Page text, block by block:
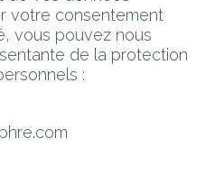
votre consentement
vous pouvez nous
de la protection
: